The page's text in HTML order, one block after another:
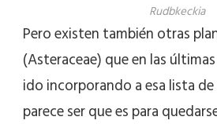
Rudbkeckia
Pero existen también otras
(Asteraceae) que en las
ido incorporando a esa lista de
parece ser que es para